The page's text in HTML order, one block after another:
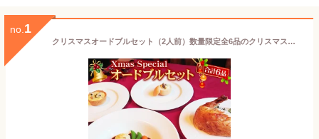
no. 1
クリスマスオードブルセット（2人前）数量限定全6品のクリスマス限定ディナーセットです★※12月20日〜12月24日までの期間限定発送となります(佐川急便での配送) クリスマス ディナー セット 予約 オードブル ローストチキン パーティー 洋食 惣菜 温めるだけ